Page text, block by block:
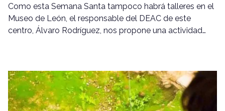
Como esta Semana Santa tampoco habrá talleres en el
Museo de León, el responsable del DEAC de este
centro, Álvaro Rodríguez, nos propone una actividad…